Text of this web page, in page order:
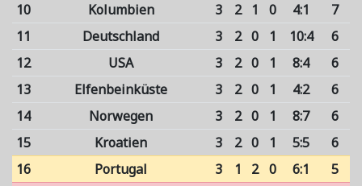
10
Kolumbien 3 2 1 0 4:1
7
11
Deutschland 3 2 0 1 10:4
6
12
USA 3 2 0 1 8:4
6
13
Elfenbeinküste 3 2 0 1 4:2
6
14
Norwegen 3 2 0 1 8:7
6
15
Kroatien 3 2 0 1 5:5
6
16
Portugal 3 1 2 0 6:1
5